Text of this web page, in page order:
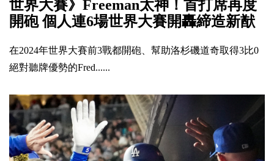
世界大賽》Freeman太神！首打席再度
開砲 個人連6場世界大賽開轟締造新猷
在2024年世界大賽前3戰都開砲、幫助洛杉磯道奇取得3比0
絕對聽牌優勢的Fred......